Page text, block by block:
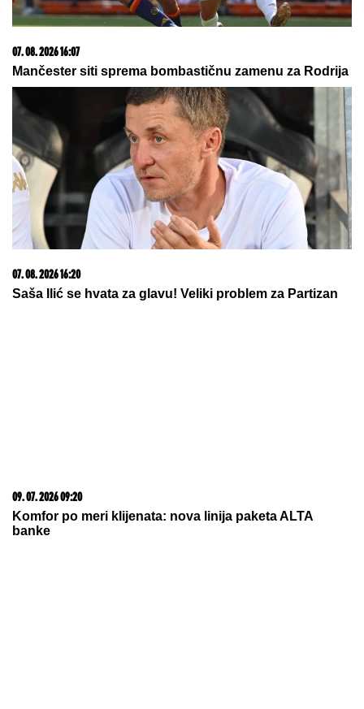
07. 08. 2026 16:07
Mančester siti sprema bombastičnu zamenu za Rodrija
07. 08. 2026 16:20
Saša Ilić se hvata za glavu! Veliki problem za Partizan
09. 07. 2026 09:20
Komfor po meri klijenata: nova linija paketa ALTA
banke